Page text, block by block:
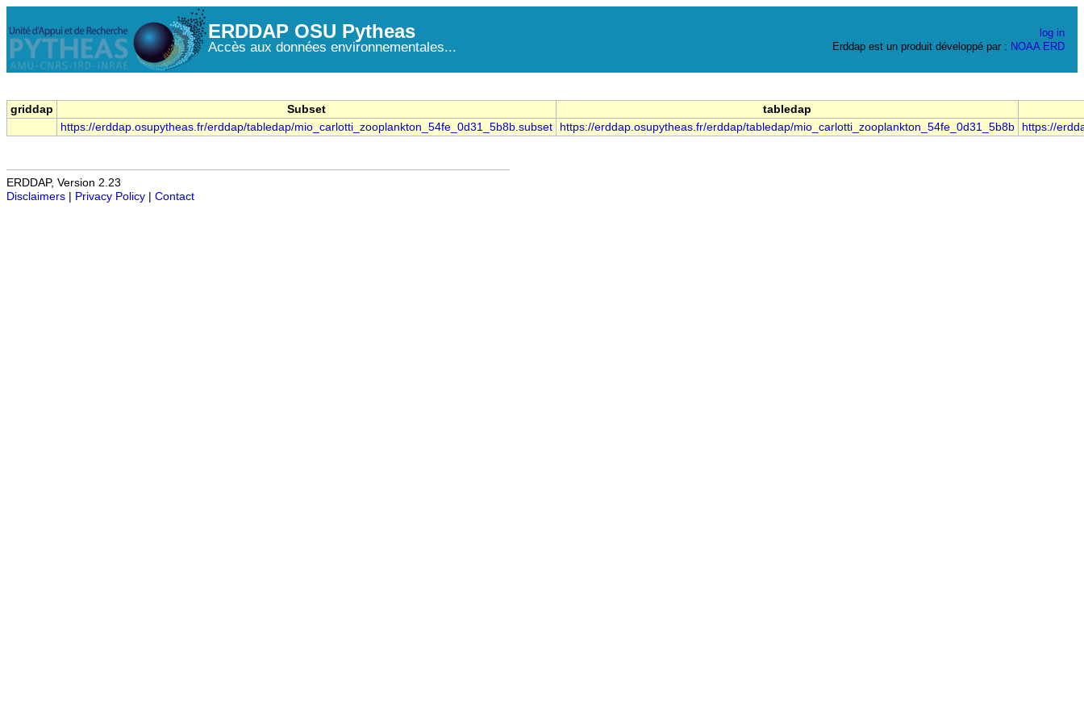
ERDDAP OSU Pytheas
Accès aux données environnementales...
log in
Erddap est un produit développé par : NOAA ERD
griddap Subset
tabledap
https://erddap.osupytheas.fr/erddap/tabledap/mio_carlotti_zooplankton_54fe_0d31_5b8b.subset
https://erddap.osupytheas.fr/erddap/tabledap/mio_carlotti_zooplankton_54fe_0d31_5b8b https://
ERDDAP, Version 2.23
Disclaimers | Privacy Policy | Contact